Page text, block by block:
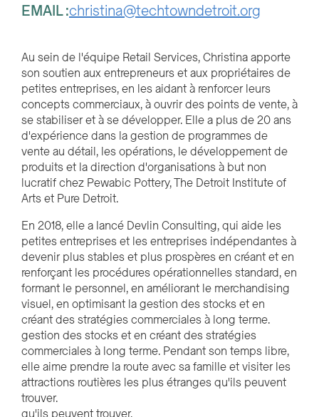
EMAIL :christina@techtowndetroit.org
Au sein de l'équipe Retail Services, Christina apporte
son soutien aux entrepreneurs et aux propriétaires de
petites entreprises, en les aidant à renforcer leurs
concepts commerciaux, à ouvrir des points de vente, à
se stabiliser et à se développer. Elle a plus de 20 ans
d'expérience dans la gestion de programmes de
vente au détail, les opérations, le développement de
produits et la direction d'organisations à but non
lucratif chez Pewabic Pottery, The Detroit Institute of
Arts et Pure Detroit.
En 2018, elle a lancé Devlin Consulting, qui aide les
petites entreprises et les entreprises indépendantes à
devenir plus stables et plus prospères en créant et en
renforçant les procédures opérationnelles standard, en
formant le personnel, en améliorant le merchandising
visuel, en optimisant la gestion des stocks et en
créant des stratégies commerciales à long terme.
gestion des stocks et en créant des stratégies
commerciales à long terme. Pendant son temps libre,
elle aime prendre la route avec sa famille et visiter les
attractions routières les plus étranges qu'ils peuvent
trouver.